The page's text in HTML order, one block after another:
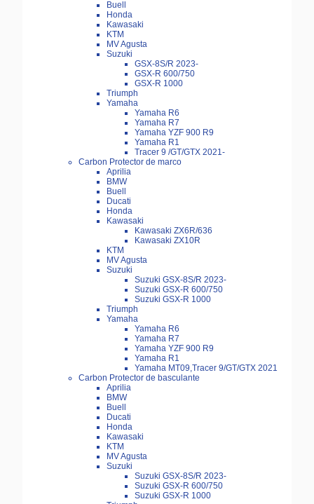
Buell
Honda
Kawasaki
KTM
MV Agusta
Suzuki
GSX-8S/R 2023-
GSX-R 600/750
GSX-R 1000
Triumph
Yamaha
Yamaha R6
Yamaha R7
Yamaha YZF 900 R9
Yamaha R1
Tracer 9 /GT/GTX 2021-
Carbon Protector de marco
Aprilia
BMW
Buell
Ducati
Honda
Kawasaki
Kawasaki ZX6R/636
Kawasaki ZX10R
KTM
MV Agusta
Suzuki
Suzuki GSX-8S/R 2023-
Suzuki GSX-R 600/750
Suzuki GSX-R 1000
Triumph
Yamaha
Yamaha R6
Yamaha R7
Yamaha YZF 900 R9
Yamaha R1
Yamaha MT09,Tracer 9/GT/GTX 2021
Carbon Protector de basculante
Aprilia
BMW
Buell
Ducati
Honda
Kawasaki
KTM
MV Agusta
Suzuki
Suzuki GSX-8S/R 2023-
Suzuki GSX-R 600/750
Suzuki GSX-R 1000